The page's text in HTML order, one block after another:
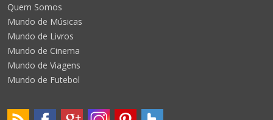
Quem Somos
Mundo de Músicas
Mundo de Livros
Mundo de Cinema
Mundo de Viagens
Mundo de Futebol